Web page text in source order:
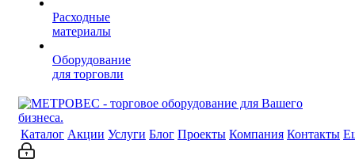
Расходные
материалы
Оборудование
для торговли
Каталог Акции Услуги Блог Проекты Компания Контакты